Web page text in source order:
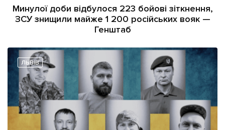
Минулої доби відбулося 223 бойові зіткнення,
ЗСУ знищили майже 1 200 російських вояк —
Генштаб
ЛЬВІВ